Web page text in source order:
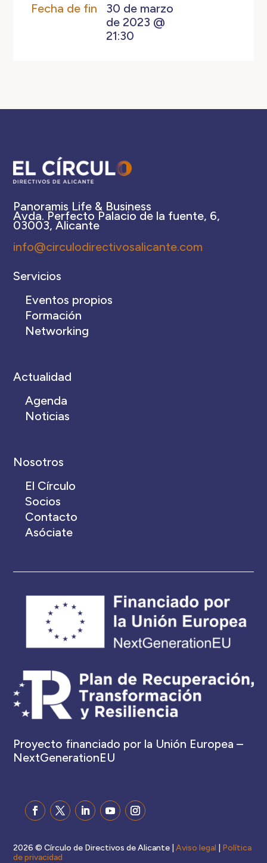
Fecha de fin
30 de marzo
de 2023 @
21:30
Panoramis Life & Business
Avda. Perfecto Palacio de la fuente, 6,
03003, Alicante
info@circulodirectivosalicante.com
Servicios
Eventos propios
Formación
Networking
Actualidad
Agenda
Noticias
Nosotros
El Círculo
Socios
Contacto
Asóciate
Proyecto financiado por la Unión Europea –
NextGenerationEU
2026 © Círculo de Directivos de Alicante |Aviso legal
Política
de privacidad